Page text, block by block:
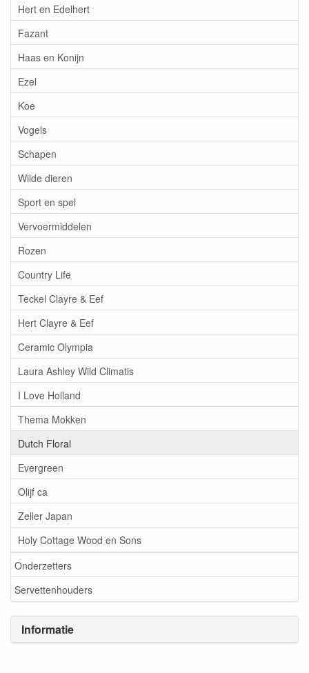
Hert en Edelhert
Fazant
Haas en Konijn
Ezel
Koe
Vogels
Schapen
Wilde dieren
Sport en spel
Vervoermiddelen
Rozen
Country Life
Teckel Clayre & Eef
Hert Clayre & Eef
Ceramic Olympia
Laura Ashley Wild Climatis
I Love Holland
Thema Mokken
Dutch Floral
Evergreen
Olijf ca
Zeller Japan
Holy Cottage Wood en Sons
Onderzetters
Servettenhouders
Informatie